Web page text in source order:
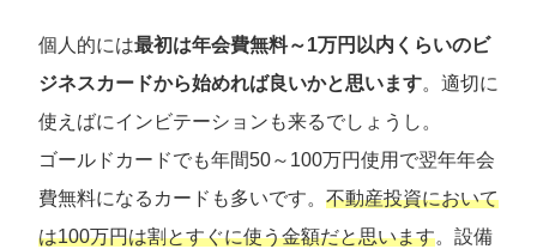
個人的には最初は年会費無料～1万円以内くらいのビ
ジネスカードから始めれば良いかと思います。適切に
使えばにインビテーションも来るでしょうし。
ゴールドカードでも年間50～100万円使用で翌年年会
費無料になるカードも多いです。 不動産投資において
は100万円は割とすぐに使う金額だと思います。設備